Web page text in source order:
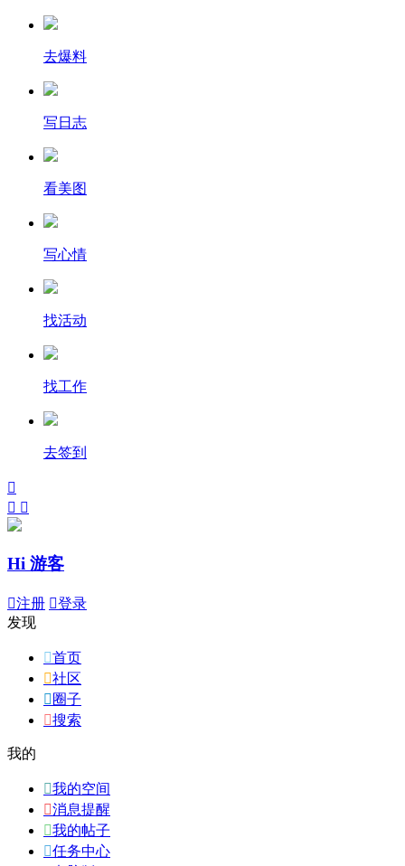
去爆料
写日志
看美图
写心情
找活动
找工作
去签到

 
Hi 游客
注册 登录
发现
首页
社区
 圈子
搜索
我的
我的空间
消息提醒
我的帖子
任务中心